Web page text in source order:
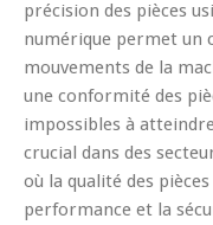
précision des pièces
numérique permet un
mouvements de la
une conformité des
impossibles à
crucial dans des
où la qualité des
performance et la